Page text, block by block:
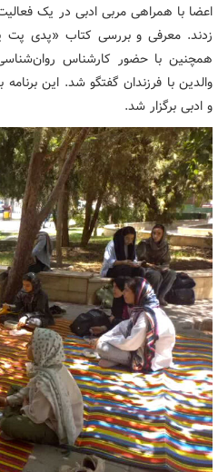
اعضا با همراهی مربی ادبی در یک
زدند. معرفی و بررسی کتاب «پدی پت
همچنین با حضور کارشناس
والدین با فرزندان گفتگو شد. این
و ادبی برگزار شد.